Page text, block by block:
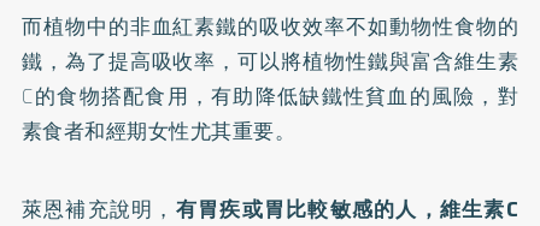
而植物中的非血紅素鐵的吸收效率不如動物性食物的
鐵，為了提高吸收率，可以將植物性鐵與富含維生素
C的食物搭配食用，有助降低缺鐵性貧血的風險，對
素食者和經期女性尤其重要。
萊恩補充說明， 有胃疾或胃比較敏感的人，維生素C